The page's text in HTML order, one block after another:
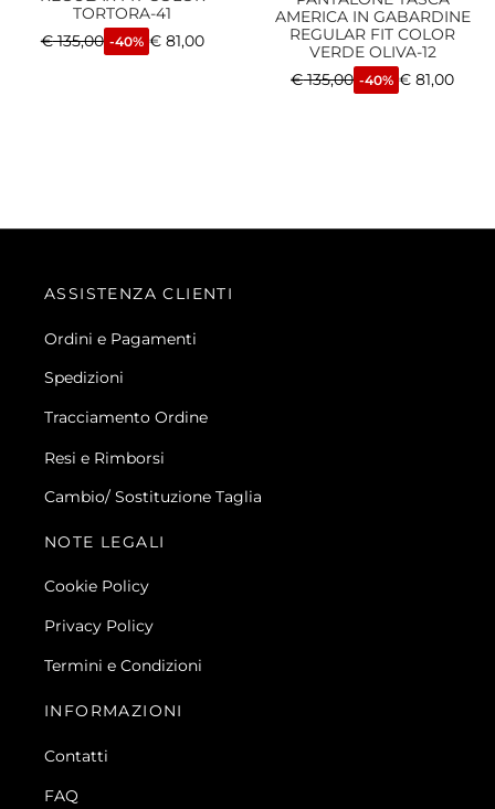
TORTORA-41
€135,00 -40% €81,00
AMERICA IN GABARDINE
REGULAR FIT COLOR
VERDE OLIVA-12
€135,00 -40% € 81,00
ASSISTENZA CLIENTI
Ordini e Pagamenti
Spedizioni
Tracciamento Ordine
Resi e Rimborsi
Cambio/ Sostituzione Taglia
NOTE LEGALI
Cookie Policy
Privacy Policy
Termini e Condizioni
INFORMAZIONI
Contatti
FAQ